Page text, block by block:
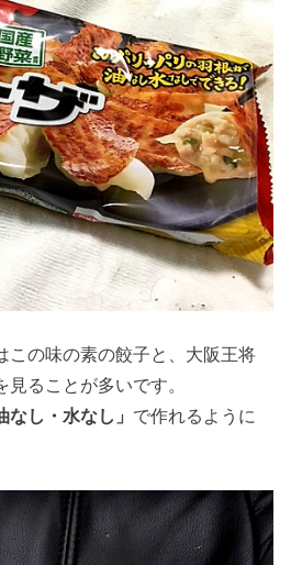
この味の素の餃子と、大阪王将
ることが多いです。
なし・水なし」 で作れるように